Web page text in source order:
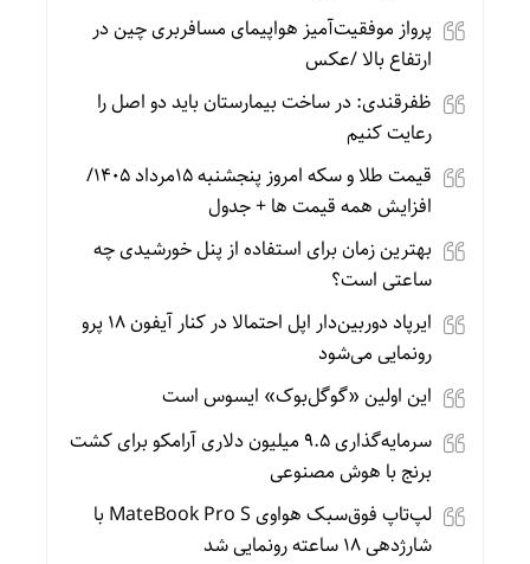
پرواز موفقیت‌آمیز هواپیمای مسافربری چین در
ارتفاع بالا /عکس
ظفرقندی: در ساخت بیمارستان باید دو اصل را
رعایت کنیم
قیمت طلا و سکه امروز پنجشنبه 15مرداد 1405/
افزایش همه قیمت ها + جدول
بهترین زمان برای استفاده از پنل خورشیدی چه
ساعتی است؟
ایرپاد دوربین‌دار اپل احتمالا در کنار آیفون ۱۸ پرو
رونمایی می‌شود
این اولین «گوگل‌بوک» ایسوس است
سرمایه‌گذاری ۹.۵ میلیون دلاری آرامکو برای کشت
برنج با هوش مصنوعی
لپ‌تاپ فوق‌سبک هواوی MateBook Pro S با
شارژدهی ۱۸ ساعته رونمایی شد